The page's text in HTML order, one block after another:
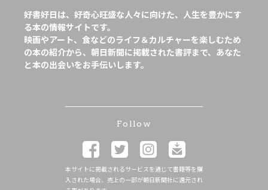
好書好日は、好奇心旺盛な人々に向けた、人生を豊かにす
る本の情報サイトです。
映画やアート、食などのライフ＆カルチャーを楽しむため
の本の紹介から、朝日新聞に掲載された書評まで、あなた
と本の出会いをお手伝いします。
Follow
本サイトに掲載されるサービスを通じて書籍等を購
入された場合、売上の一部が朝日新聞社に還元され